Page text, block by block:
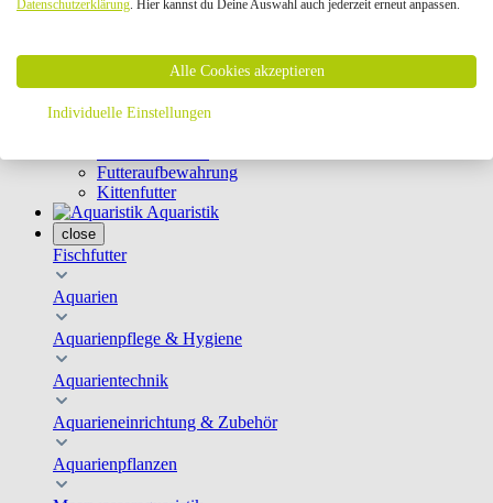
Geschirre & Leinen
Schutznetze
Kippfensterschutz
Katzenkameras
Futternäpfe
Futteraufbewahrung
Kittenfutter
Aquaristik
close
Fischfutter
Aquarien
Aquarienpflege & Hygiene
Aquarientechnik
Aquarieneinrichtung & Zubehör
Aquarienpflanzen
Datenschutzerklärung. Hier kannst du Deine Auswahl auch jederzeit erneut anpassen.
Alle Cookies akzeptieren
Individuelle Einstellungen